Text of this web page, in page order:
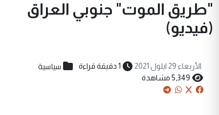
"طريق الموت" جنوبي العراق
(فيديو)
الأربعاء 29 ايلول 2021 1 دقيقة قراءة سياسية
5,349 مشاهدة